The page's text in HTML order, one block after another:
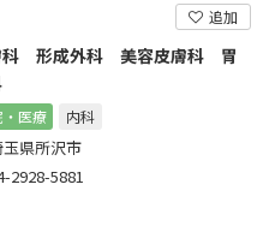
追加
科 形成外科 美容皮膚科 胃
・医療 内科
県所沢市
2928-5881